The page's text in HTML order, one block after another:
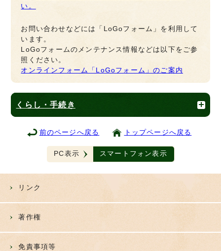
い。
お問い合わせなどには「LoGoフォーム」を利用して
います。
LoGoフォームのメンテナンス情報などは以下をご参
照ください。
オンラインフォーム「LoGoフォーム」のご案内
くらし・手続き
前のページへ戻る トップページへ戻る
PC表示 スマートフォン表示
リンク
著作権
免責事項等